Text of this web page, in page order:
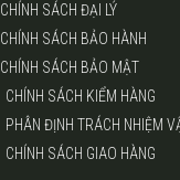
CHÍNH SÁCH ĐẠI LÝ
CHÍNH SÁCH BẢO HÀNH
CHÍNH SÁCH BẢO MẬT
CHÍNH SÁCH KIỂM HÀNG
PHÂN ĐỊNH TRÁCH NHIỆM
CHÍNH SÁCH GIAO HÀNG